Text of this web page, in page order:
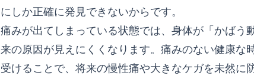
にしか正確に発見できないからです。
痛みが出てしまっている状態では、身体が「かばう
来の原因が見えにくくなります。痛みのない健康な
受けることで、将来の慢性痛や大きなケガを未然に